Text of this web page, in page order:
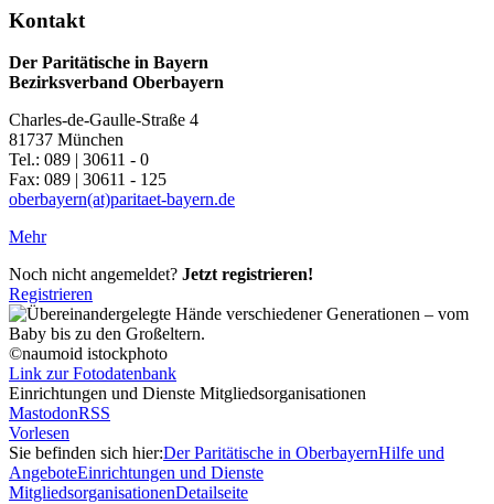
Kontakt
Der Paritätische in Bayern
Bezirksverband Oberbayern
Charles-de-Gaulle-Straße 4
81737 München
Tel.: 089 | 30611 - 0
Fax: 089 | 30611 - 125
oberbayern(at)paritaet-bayern.de
Mehr
Noch nicht angemeldet? Jetzt registrieren!
Registrieren
©naumoid istockphoto
Link zur Fotodatenbank
Einrichtungen und Dienste Mitgliedsorganisationen
MastodonRSS
Vorlesen
Sie befinden sich hier:Der Paritätische in OberbayernHilfe und
AngeboteEinrichtungen und Dienste
MitgliedsorganisationenDetailseite